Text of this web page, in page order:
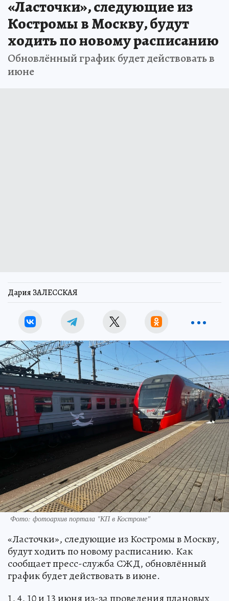
НОВОСТИ ОБЩЕСТВО 27 мая 2026 7:10
«Ласточки», следующие из
Костромы в Москву, будут
ходить по новому расписанию
Обновлённый график будет действовать в
Фото: фотоархив портала "КП в Костроме"
«Ласточки», следующие из Костромы в Москву,
будут ходить по новому расписанию. Как
сообщает пресс-служба СЖД, обновлённый
график будет действовать в июне.